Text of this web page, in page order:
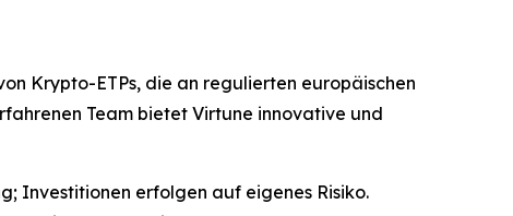
Krypto-ETPs, die an regulierten europäischen
Team bietet Virtune innovative und
Investitionen erfolgen auf eigenes Risiko.